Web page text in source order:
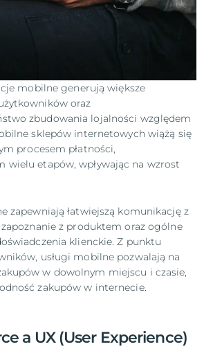
mobilne generują większe
oraz
zbudowania lojalności względem
sklepów internetowych wiążą się
procesem płatności,
wielu etapów, wpływając na wzrost
zapewniają łatwiejszą komunikację z
z produktem oraz ogólne
klienckie. Z punktu
usługi mobilne pozwalają na
w dowolnym miejscu i czasie,
zakupów w internecie.
a UX (User Experience)